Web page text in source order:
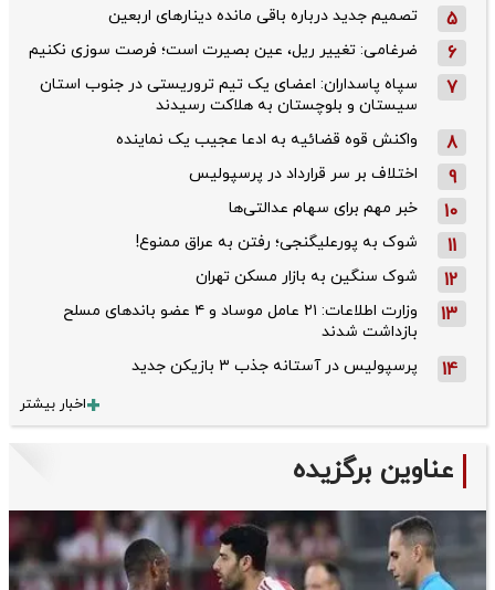
5 تصمیم جدید درباره باقی مانده دینارهای اربعین
6 ضرغامی: تغییر ریل، عین بصیرت است؛ فرصت سوزی نکنیم
7
سپاه پاسداران: اعضای یک تیم تروریستی در جنوب استان
سیستان و بلوچستان به هلاکت رسیدند
8 واکنش قوه قضائیه به ادعا عجیب یک نماینده
9 اختلاف بر سر قرارداد در پرسپولیس
10 خبر مهم برای سهام عدالتی‌ها
11 شوک به پورعلیگنجی؛ رفتن به عراق ممنوع!
12 شوک سنگین به بازار مسکن تهران
13
وزارت اطلاعات: ۲۱ عامل موساد و ۴ عضو باندهای مسلح
بازداشت شدند
14 پرسپولیس در آستانه جذب ۳ بازیکن جدید
اخبار بیشتر
عناوین برگزیده